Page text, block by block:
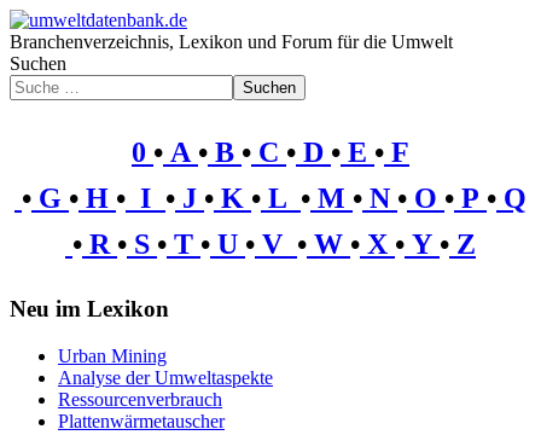
Branchenverzeichnis, Lexikon und Forum für die Umwelt
Suchen
Suchen
0 • A • B • C • D • E • F
• G • H • I • J • K • L • M • N • O • P • Q
• R • S • T • U • V • W • X • Y • Z
Neu im Lexikon
Urban Mining
Analyse der Umweltaspekte
Ressourcenverbrauch
Plattenwärmetauscher